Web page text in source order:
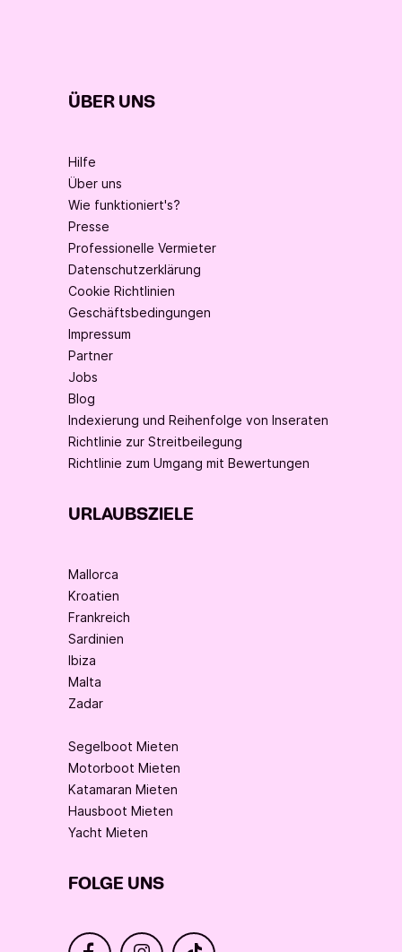
ÜBER UNS
Hilfe
Über uns
Wie funktioniert's?
Presse
Professionelle Vermieter
Datenschutzerklärung
Cookie Richtlinien
Geschäftsbedingungen
Impressum
Partner
Jobs
Blog
Indexierung und Reihenfolge von Inseraten
Richtlinie zur Streitbeilegung
Richtlinie zum Umgang mit Bewertungen
URLAUBSZIELE
Mallorca
Kroatien
Frankreich
Sardinien
Ibiza
Malta
Zadar
Segelboot Mieten
Motorboot Mieten
Katamaran Mieten
Hausboot Mieten
Yacht Mieten
FOLGE UNS